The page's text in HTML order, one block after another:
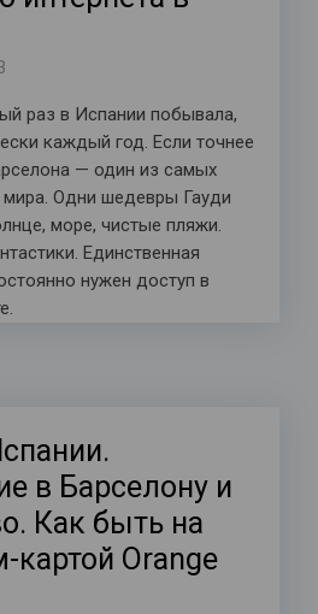
комментария
раз в Испании побывала,
каждый год. Если точнее
— один из самых
Одни шедевры Гауди
море, чистые пляжи.
Единственная
нужен доступ в
в Барселону и
Как быть на
картой Оrange